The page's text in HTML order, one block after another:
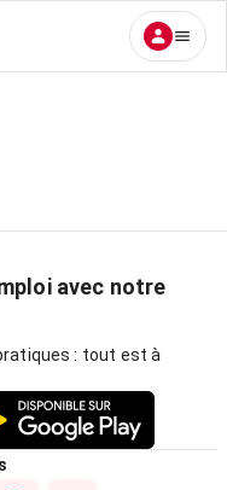
avec notre
: tout est à